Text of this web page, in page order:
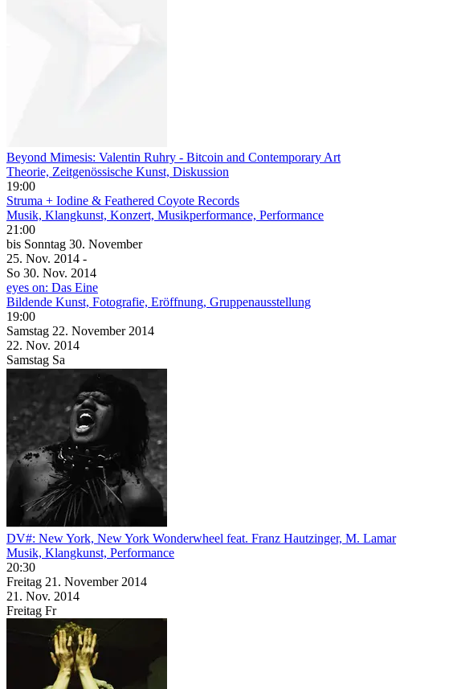
Beyond Mimesis: Valentin Ruhry - Bitcoin and Contemporary Art
Theorie, Zeitgenössische Kunst, Diskussion
19:00
Struma + Iodine & Feathered Coyote Records
Musik, Klangkunst, Konzert, Musikperformance, Performance
21:00
bis Sonntag 30. November
25. Nov. 2014 -
So 30. Nov. 2014
eyes on: Das Eine
Bildende Kunst, Fotografie, Eröffnung, Gruppenausstellung
19:00
Samstag 22. November 2014
22. Nov. 2014
Samstag Sa
DV#: New York, New York Wonderwheel feat. Franz Hautzinger, M. Lamar
Musik, Klangkunst, Performance
20:30
Freitag 21. November 2014
21. Nov. 2014
Freitag Fr